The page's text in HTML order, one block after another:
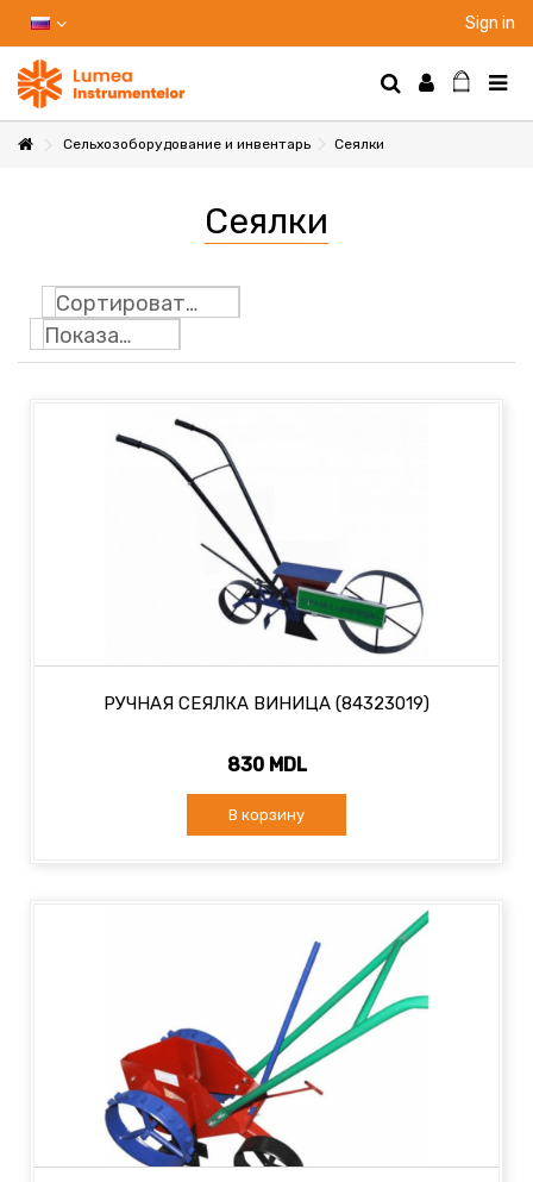
Sign in
Сельхозоборудование и инвентарь Сеялки
Сеялки
Сортировать по
Показать: 24
РУЧНАЯ СЕЯЛКА ВИНИЦА (84323019)
830 MDL
В корзину